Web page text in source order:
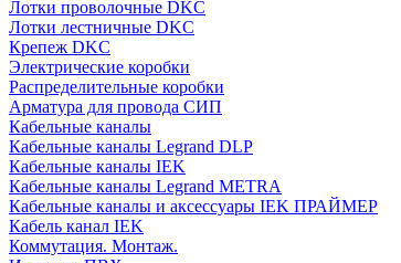
Лотки проволочные DKC
Лотки лестничные DKC
Крепеж DKC
Электрические коробки
Распределительные коробки
Арматура для провода СИП
Кабельные каналы
Кабельные каналы Legrand DLP
Кабельные каналы IEK
Кабельные каналы Legrand METRA
Кабельные каналы и аксессуары IEK ПРАЙМЕР
Кабель канал IEK
Коммутация. Монтаж.